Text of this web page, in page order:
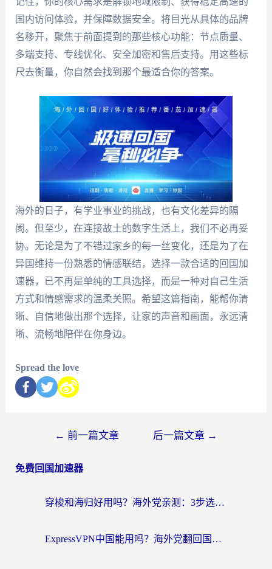
国内访问体验，并保障数据安全。将目光从具体的品牌
名移开，聚焦于前面提到的那些核心功能：节点质量、
多端支持、专线优化、安全加密和售后支持。用这些标
尺去衡量，你自然会找到那个最适合你的答案。
海外的日子，有学业事业的挑战，也有文化差异的隔
阂。但至少，在连接故土的数字生活上，我们不必再妥
协。无论是为了不错过家乡的每一丝变化，还是为了在
异国维持一份熟悉的情感联结，选择一款合适的回国加
速器，已不再是单纯的工具选择，而是一种对自己生活
方式和情感需求的温柔关照。希望这篇指南，能帮你清
晰、自信地做出那个选择，让家的声音和画面，永远清
晰、流畅地陪伴在你身边。
Spread the love
← 前一篇文章 后一篇文章 →
免费回国加速器
穿梭和海归好用吗？海外党亲测：3步选对回国加速器，无缝刷国内剧玩手游
ExpressVPN中国能用吗？海外党翻回国内的加速器选择指南（附番茄加速器实测）